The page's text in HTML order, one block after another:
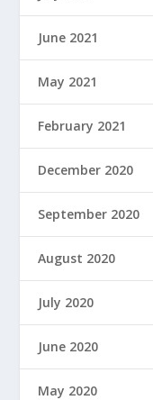
June 2021
May 2021
February 2021
December 2020
September 2020
August 2020
July 2020
June 2020
May 2020